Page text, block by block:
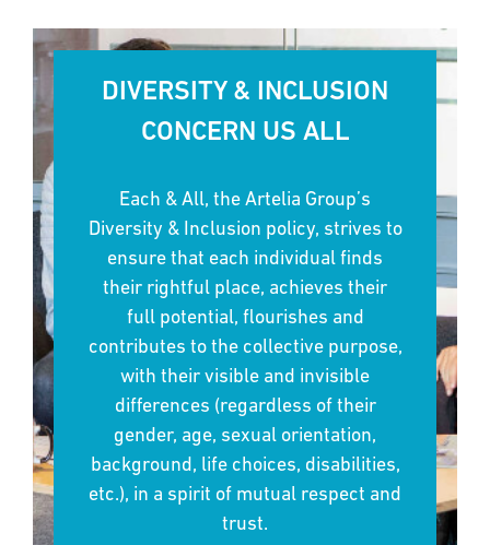
DIVERSITY & INCLUSION
CONCERN US ALL
Each & All, the Artelia Group’s
Diversity & Inclusion policy, strives to
ensure that each individual finds
their rightful place, achieves their
full potential, flourishes and
contributes to the collective purpose,
with their visible and invisible
differences (regardless of their
gender, age, sexual orientation,
background, life choices, disabilities,
etc.), in a spirit of mutual respect and
trust.